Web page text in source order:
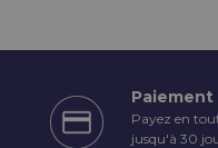
Paiement
Payez en
jusqu'à 30